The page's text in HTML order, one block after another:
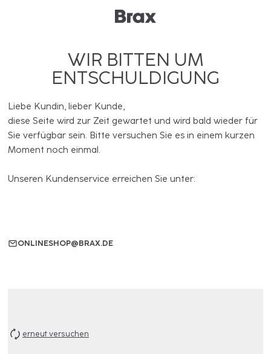
WIR BITTEN UM
ENTSCHULDIGUNG
Liebe Kundin, lieber Kunde,
diese Seite wird zur Zeit gewartet und wird bald wieder für
Sie verfügbar sein. Bitte versuchen Sie es in einem kurzen
Moment noch einmal.
Unseren Kundenservice erreichen Sie unter:
ONLINESHOP@BRAX.DE
erneut versuchen